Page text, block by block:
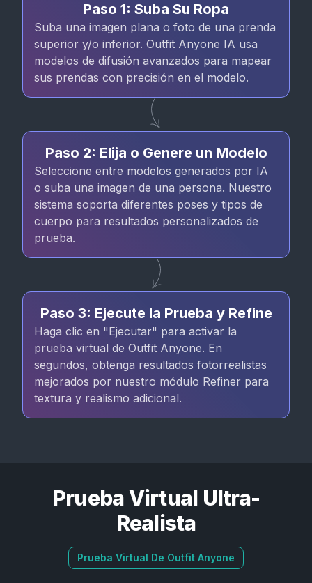
Paso 1: Suba Su Ropa
Suba una imagen plana o foto de una prenda
superior y/o inferior. Outfit Anyone IA usa
modelos de difusión avanzados para mapear
sus prendas con precisión en el modelo.
Paso 2: Elija o Genere un Modelo
Seleccione entre modelos generados por IA
o suba una imagen de una persona. Nuestro
sistema soporta diferentes poses y tipos de
cuerpo para resultados personalizados de
prueba.
Paso 3: Ejecute la Prueba y Refine
Haga clic en "Ejecutar" para activar la
prueba virtual de Outfit Anyone. En
segundos, obtenga resultados fotorrealistas
mejorados por nuestro módulo Refiner para
textura y realismo adicional.
Prueba Virtual Ultra-
Realista
Prueba Virtual De Outfit Anyone